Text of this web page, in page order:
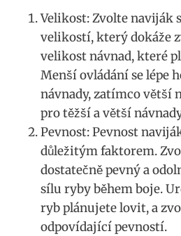
Velikost: Zvolte naviják
velikostí, který dokáže
velikost návnad, které⁣
⁢Menší ovládání se lépe
návnady, zatímco větší
pro těžší a větší
Pevnost: Pevnost
důležitým faktorem.
dostatečně pevný a
sílu ryby během boje.
ryb ⁤plánujete lovit, a⁢
odpovídající pevností.